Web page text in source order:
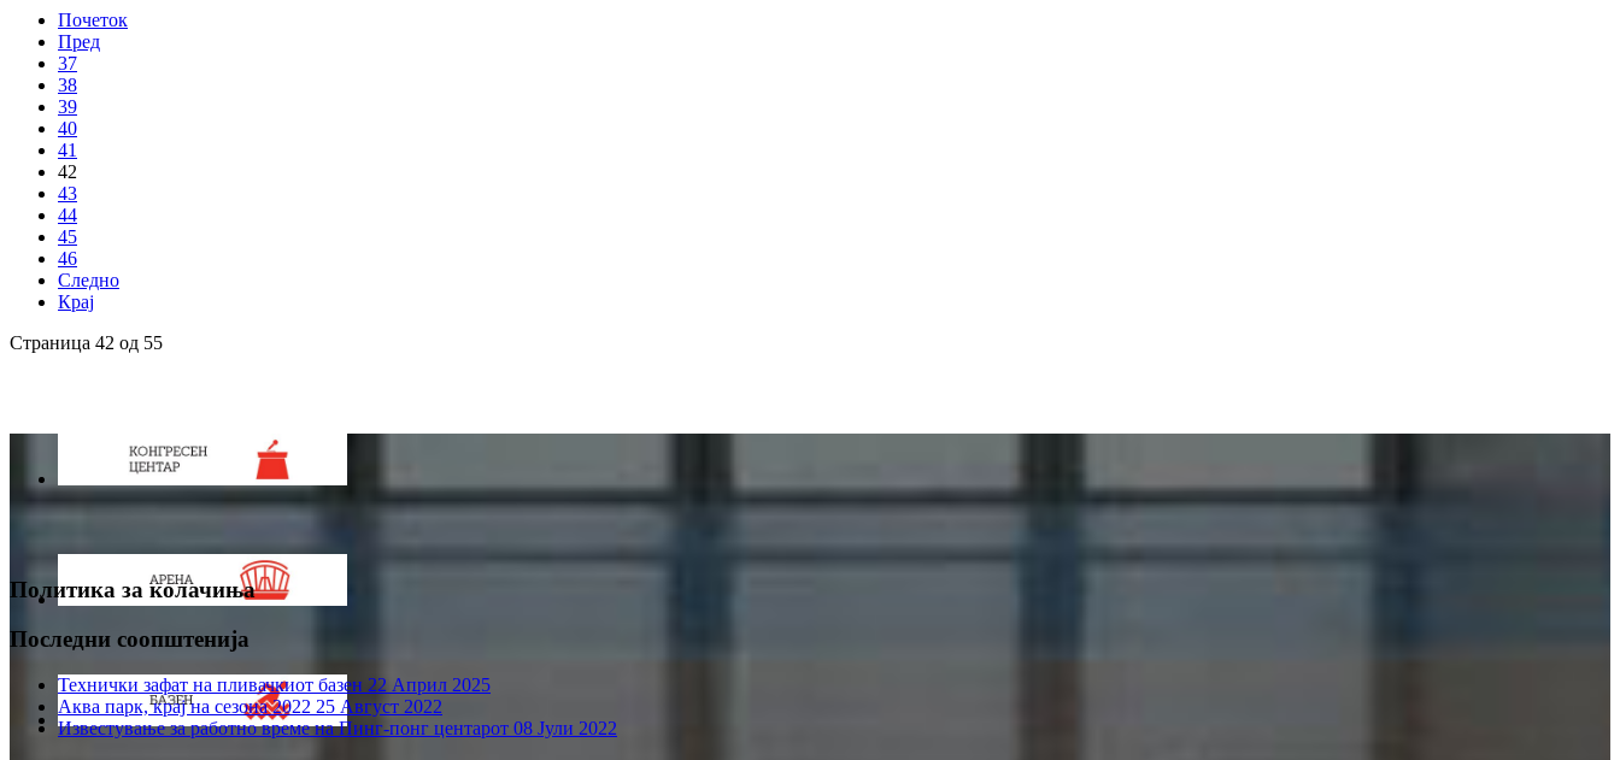
Почеток
Пред
37
38
39
40
41
42
43
44
45
46
Следно
Крај
Страница 42 од 55
Политика за колачиња
Последни соопштенија
Технички зафат на пливачкиот базен 22 Април 2025
Аква парк, крај на сезона 2022 25 Август 2022
Известување за работно време на Пинг-понг центарот 08 Јули 2022